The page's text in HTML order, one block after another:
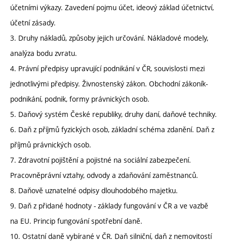
účetními výkazy. Zavedení pojmu účet, ideový základ účetnictví,
účetní zásady.
3. Druhy nákladů, způsoby jejich určování. Nákladové modely,
analýza bodu zvratu.
4. Právní předpisy upravující podnikání v ČR, souvislosti mezi
jednotlivými předpisy. Živnostenský zákon. Obchodní zákoník-
podnikání, podnik, formy právnických osob.
5. Daňový systém České republiky, druhy daní, daňové techniky.
6. Daň z příjmů fyzických osob, základní schéma zdanění. Daň z
příjmů právnických osob.
7. Zdravotní pojištění a pojistné na sociální zabezpečení.
Pracovněprávní vztahy, odvody a zdaňování zaměstnanců.
8. Daňově uznatelné odpisy dlouhodobého majetku.
9. Daň z přidané hodnoty - základy fungování v ČR a ve vazbě
na EU. Princip fungování spotřební daně.
10. Ostatní daně vybírané v ČR. Daň silniční, daň z nemovitostí